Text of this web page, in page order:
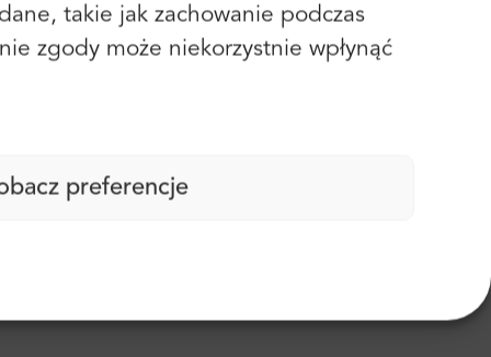
takie jak zachowanie podczas
zgody może niekorzystnie wpłynąć
preferencje